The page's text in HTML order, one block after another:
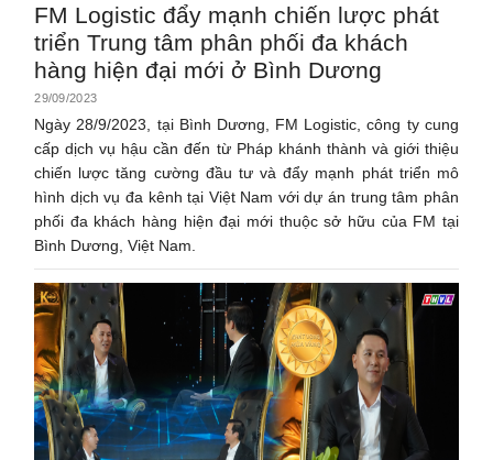
FM Logistic đẩy mạnh chiến lược phát
triển Trung tâm phân phối đa khách
hàng hiện đại mới ở Bình Dương
29/09/2023
Ngày 28/9/2023, tại Bình Dương, FM Logistic, công ty cung
cấp dịch vụ hậu cần đến từ Pháp khánh thành và giới thiệu
chiến lược tăng cường đầu tư và đẩy mạnh phát triển mô
hình dịch vụ đa kênh tại Việt Nam với dự án trung tâm phân
phối đa khách hàng hiện đại mới thuộc sở hữu của FM tại
Bình Dương, Việt Nam.